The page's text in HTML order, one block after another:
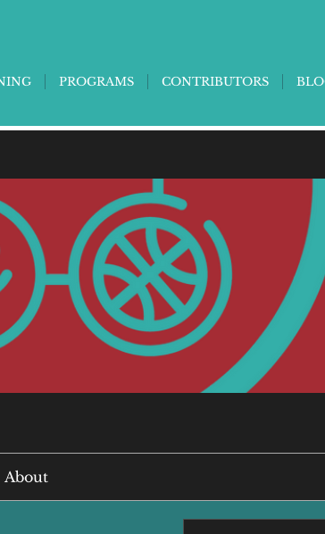
PROGRAMS CONTRIBUTORS
About